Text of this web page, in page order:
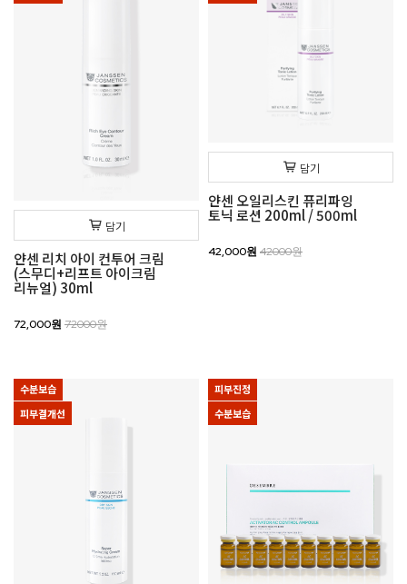
담기
얀센 리치 아이 컨투어 크림
(스무디+리프트 아이크림
리뉴얼) 30ml
72,000원 72000원
담기
얀센 오일리스킨 퓨리파잉
토닉 로션 200ml / 500ml
42,000원 42000원
수분보습
피부결개선
피부진정
수분보습